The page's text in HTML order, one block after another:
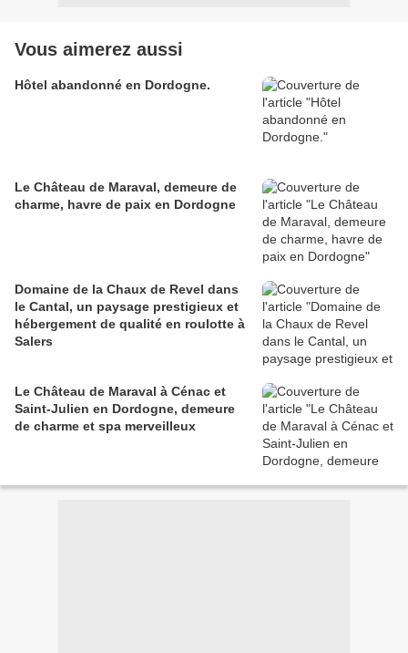
Vous aimerez aussi
Hôtel abandonné en Dordogne.
Le Château de Maraval, demeure de
charme, havre de paix en Dordogne
Domaine de la Chaux de Revel dans
le Cantal, un paysage prestigieux et
hébergement de qualité en roulotte à
Salers
Le Château de Maraval à Cénac et
Saint-Julien en Dordogne, demeure
de charme et spa merveilleux